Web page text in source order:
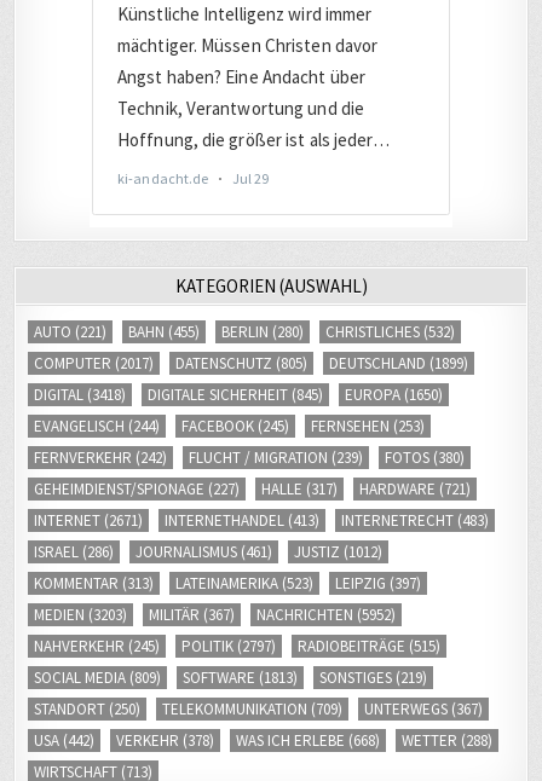
KATEGORIEN (AUSWAHL)
AUTO (221) BAHN (455) BERLIN (280) CHRISTLICHES (532)
COMPUTER (2017) DATENSCHUTZ (805) DEUTSCHLAND (1899)
DIGITAL (3418) DIGITALE SICHERHEIT (845) EUROPA (1650)
EVANGELISCH (244) FACEBOOK (245) FERNSEHEN (253)
FERNVERKEHR (242) FLUCHT / MIGRATION (239) FOTOS (380)
GEHEIMDIENST/SPIONAGE (227) HALLE (317) HARDWARE (721)
INTERNET (2671) INTERNETHANDEL (413) INTERNETRECHT (483)
ISRAEL (286) JOURNALISMUS (461) JUSTIZ (1012)
KOMMENTAR (313) LATEINAMERIKA (523) LEIPZIG (397)
MEDIEN (3203) MILITÄR (367) NACHRICHTEN (5952)
NAHVERKEHR (245) POLITIK (2797) RADIOBEITRÄGE (515)
SOCIAL MEDIA (809) SOFTWARE (1813) SONSTIGES (219)
STANDORT (250) TELEKOMMUNIKATION (709) UNTERWEGS (367)
USA (442) VERKEHR (378) WAS ICH ERLEBE (668) WETTER (288)
WIRTSCHAFT (713)